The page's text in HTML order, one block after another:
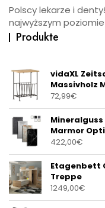
Polscy lekarze i
najwyższym poziomie
Produkte
vidaXL
Massivholz
72,99€
Marmor
422,00€
Etagenbett
Treppe
1249,00€